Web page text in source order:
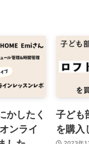
かしたく
ンライ
子ども
を購入